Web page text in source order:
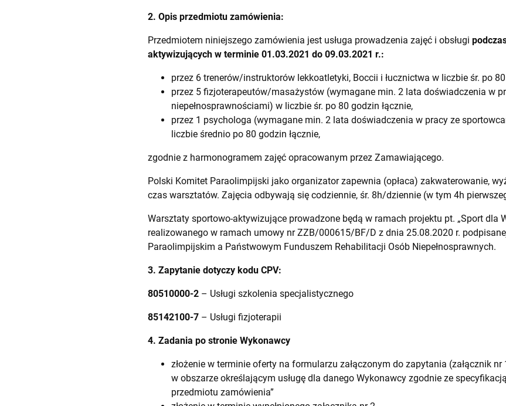
2. Opis przedmiotu zamówienia:
Przedmiotem niniejszego zamówienia jest usługa prowadzenia zajęć i obsługi
aktywizujących w terminie 01.03.2021 do 09.03.2021 r.:
przez 6 trenerów/instruktorów lekkoatletyki, Boccii i łucznictwa w liczbie śr. po
przez 5 fizjoterapeutów/masażystów (wymagane min. 2 lata doświadczenia w
niepełnosprawnościami) w liczbie śr. po 80 godzin łącznie,
przez 1 psychologa (wymagane min. 2 lata doświadczenia w pracy ze
liczbie średnio po 80 godzin łącznie,
zgodnie z harmonogramem zajęć opracowanym przez Zamawiającego.
Polski Komitet Paraolimpijski jako organizator zapewnia (opłaca) zakwaterowanie,
czas warsztatów. Zajęcia odbywają się codziennie, śr. 8h/dziennie (w tym 4h
Warsztaty sportowo-aktywizujące prowadzone będą w ramach projektu pt. „Sport dla
realizowanego w ramach umowy nr ZZB/000615/BF/D z dnia 25.08.2020 r.
Paraolimpijskim a Państwowym Funduszem Rehabilitacji Osób Niepełnosprawnych.
3. Zapytanie dotyczy kodu CPV:
80510000-2 – Usługi szkolenia specjalistycznego
85142100-7 – Usługi fizjoterapii
4. Zadania po stronie Wykonawcy
złożenie w terminie oferty na formularzu załączonym do zapytania (załącznik nr
w obszarze określającym usługę dla danego Wykonawcy zgodnie ze
przedmiotu zamówienia”